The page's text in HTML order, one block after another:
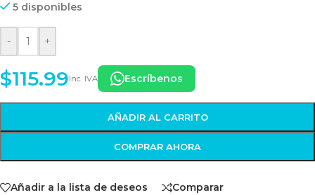
5 disponibles
- +
$115.99Inc. IVA Escríbenos
AÑADIR AL CARRITO
COMPRAR AHORA
Añadir a la lista de deseos Comparar